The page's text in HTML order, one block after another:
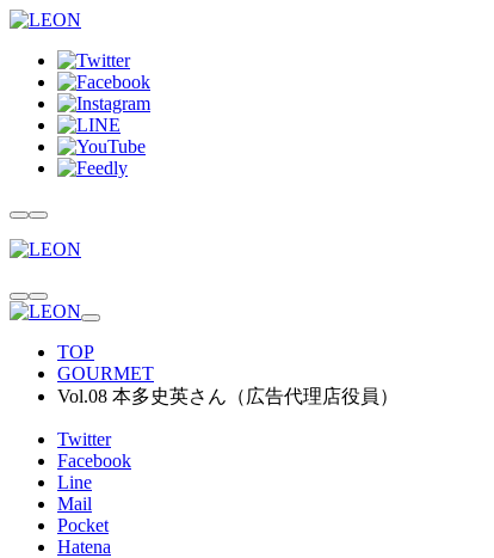
TOP
GOURMET
Vol.08 本多史英さん（広告代理店役員）
Twitter
Facebook
Line
Mail
Pocket
Hatena